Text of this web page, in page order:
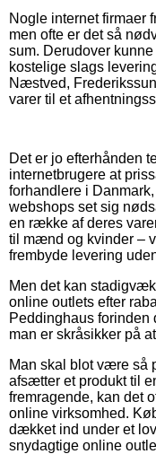
Nogle internet firmaer
men ofte er det så
sum. Derudover
kostelige slags
Næstved,
varer til et
Det er jo efterhånden
internetbrugere at
forhandlere i
webshops set sig
en række af deres
til mænd og kvinder –
frembyde levering
Men det kan
online outlets efter
Peddinghaus
man er skråsikker på
Man skal blot være så
afsætter et produkt til
fremragende, kan det
online virksomhed.
dækket ind under et
snydagtige online